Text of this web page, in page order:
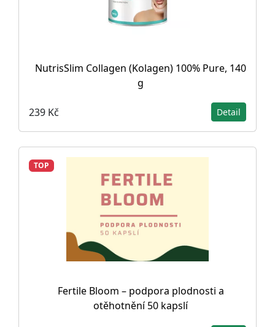
NutrisSlim Collagen (Kolagen) 100% Pure, 140
g
239 Kč Detail
TOP
Fertile Bloom – podpora plodnosti a
otěhotnění 50 kapslí